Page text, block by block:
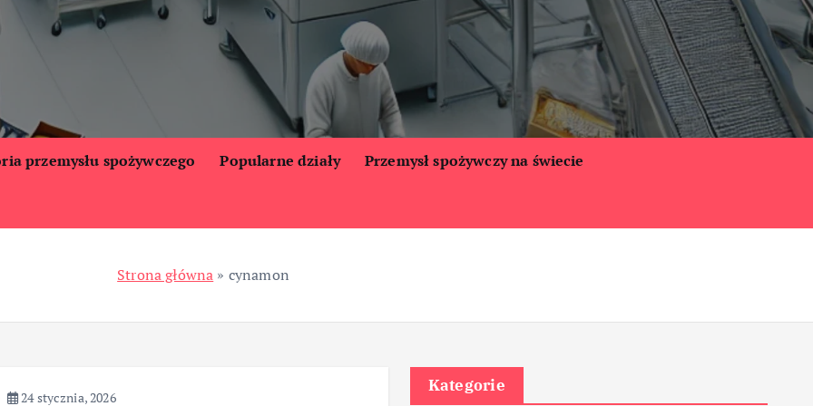
przemysłu spożywczego Popularne działy Przemysł spożywczy na świecie
Strona główna » cynamon
24 stycznia, 2026
Kategorie